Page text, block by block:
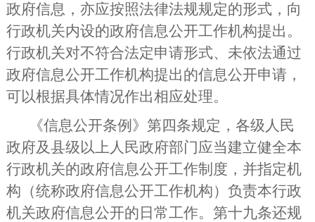
政府信息，亦应按照法律法规规定的形式，向
行政机关内设的政府信息公开工作机构提出。
行政机关对不符合法定申请形式、未依法通过
政府信息公开工作机构提出的信息公开申请，
可以根据具体情况作出相应处理。
《信息公开条例》第四条规定，各级人民
政府及县级以上人民政府部门应当建立健全本
行政机关的政府信息公开工作制度，并指定机
构（统称政府信息公开工作机构）负责本行政
机关政府信息公开的日常工作。第十九条还规